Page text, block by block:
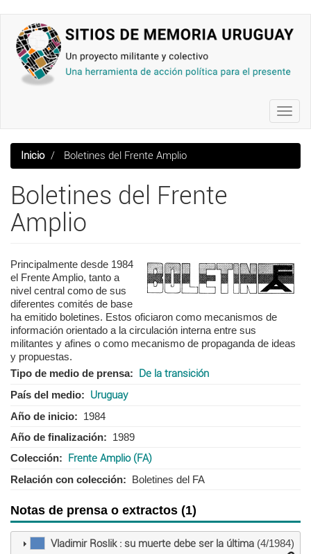
contenido
principal
Inicio Boletines del Frente Amplio
Boletines del Frente
Amplio
Principalmente desde 1984
el Frente Amplio, tanto a
nivel central como de sus
diferentes comités de base
ha emitido boletines. Estos oficiaron como mecanismos de
información orientado a la circulación interna entre sus
militantes y afines o como mecanismo de propaganda de ideas
y propuestas.
Tipo de medio de prensa
De la transición
País del medio Uruguay
Año de inicio
1984
Año de finalización
1989
Colección
Frente Amplio (FA)
Relación con colección Boletines del FA
Notas de prensa o extractos (1)
Vladimir Roslik : su muerte debe ser la última(4/1984)